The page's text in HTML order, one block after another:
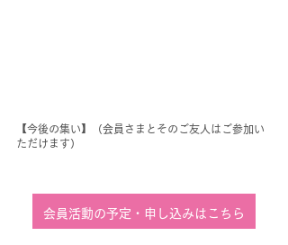
【今後の集い】（会員さまとそのご友人はご参加い
ただけます）
会員活動の予定・申し込みはこちら